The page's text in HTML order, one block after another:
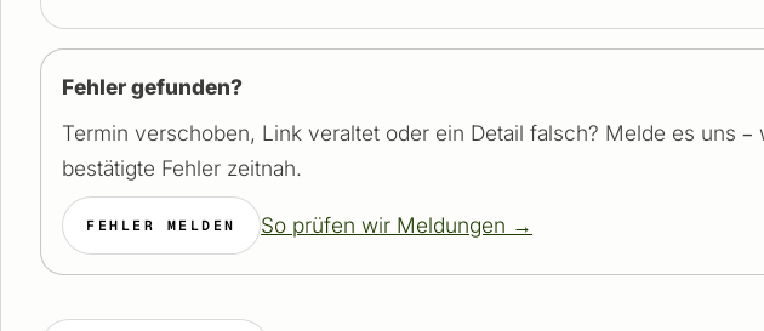
Fehler gefunden?
Termin verschoben, Link veraltet oder ein Detail falsch? Melde es uns
bestätigte Fehler zeitnah.
FEHLER MELDEN So prüfen wir Meldungen →